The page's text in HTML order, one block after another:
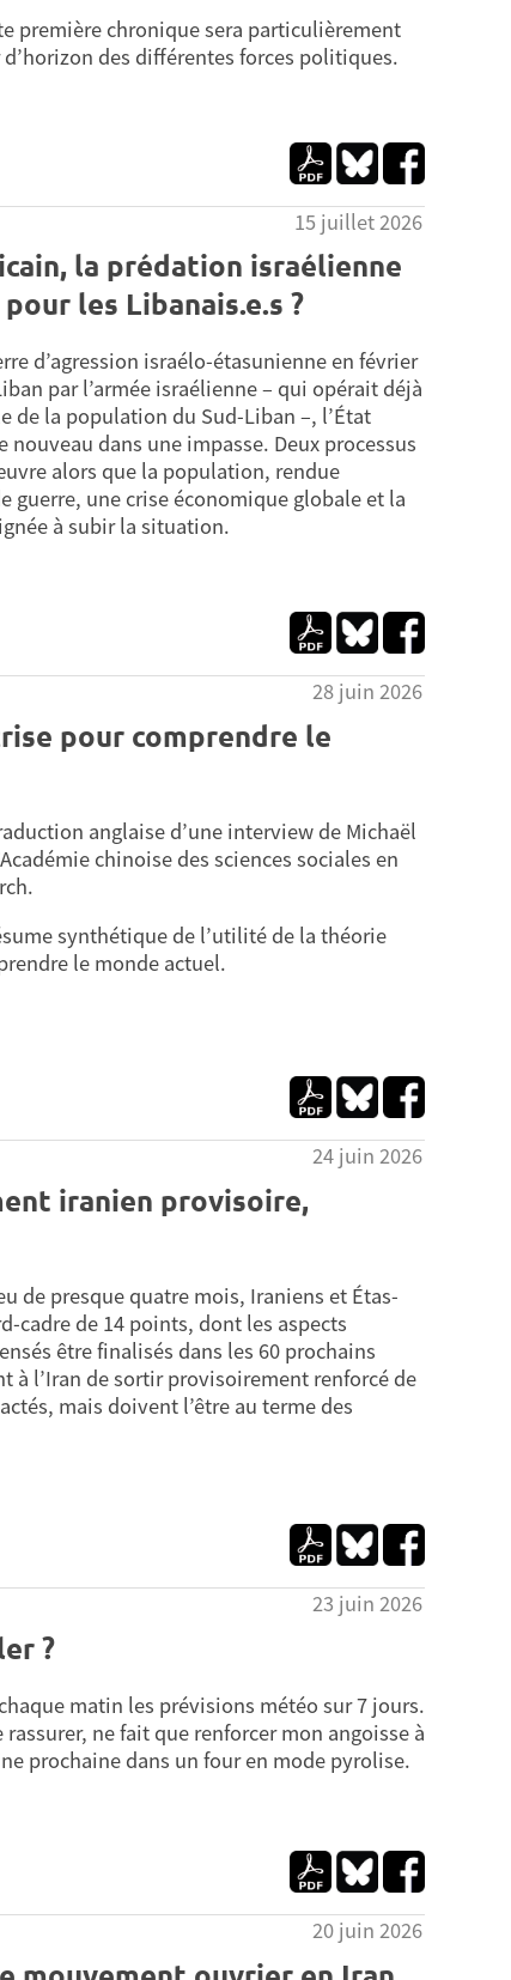
première chronique sera particulièrement
des différentes forces politiques.
15 juillet 2026
la prédation israélienne
les Libanais.e.s ?
d’agression israélo-étasunienne en février
par l’armée israélienne – qui opérait déjà
de la population du Sud-Liban –, l’État
dans une impasse. Deux processus
alors que la population, rendue
guerre, une crise économique globale et la
à subir la situation.
28 juin 2026
pour comprendre le
anglaise d’une interview de Michaël
chinoise des sciences sociales en
synthétique de l’utilité de la théorie
le monde actuel.
24 juin 2026
iranien provisoire,
de presque quatre mois, Iraniens et Étas-
cadre de 14 points, dont les aspects
être finalisés dans les 60 prochains
à l’Iran de sortir provisoirement renforcé de
mais doivent l’être au terme des
23 juin 2026
?
matin les prévisions météo sur 7 jours.
ne fait que renforcer mon angoisse à
prochaine dans un four en mode pyrolise.
20 juin 2026